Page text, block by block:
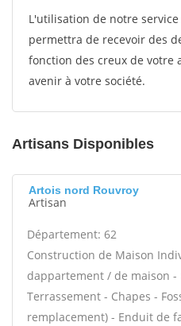
L'utilisation de notre
permettra de recevoir des
fonction des creux de votre
avenir à votre société.
Artisans Disponibles
Artois nord Rouvroy
Artisan
Département: 62
Construction de Maison
dappartement / de maison
Terrassement - Chapes -
remplacement) - Enduit de